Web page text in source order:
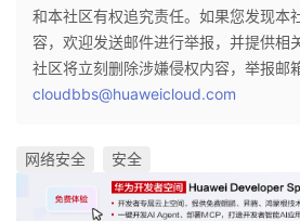
和本社区有权追究责任。如果您发现本
容，欢迎发送邮件进行举报，并提供相
社区将立刻删除涉嫌侵权内容，举报邮箱
cloudbbs@huaweicloud.com
网络安全 安全